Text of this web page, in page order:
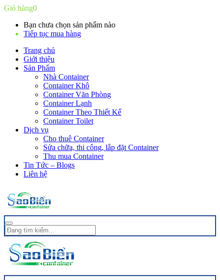
Giỏ hàng0
Bạn chưa chọn sản phẩm nào
Tiếp tục mua hàng
Trang chủ
Giới thiệu
Sản Phẩm
Nhà Container
Container Khô
Container Văn Phòng
Container Lạnh
Container Theo Thiết Kế
Container Toilet
Dịch vụ
Cho thuê Container
Sửa chữa, thi công, lắp đặt Container
Thu mua Container
Tin Tức – Blogs
Liên hệ